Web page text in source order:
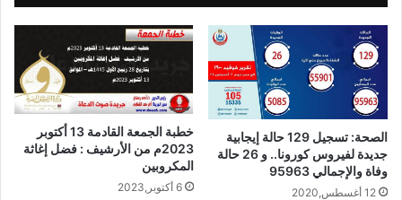
الصحة: تسجيل 129 حالة إيجابية
جديدة لفيروس كورونا.. و 26 حالة
وفاة والإجمالي 95963
12 أغسطس,2020
خطبة الجمعة القادمة 13 أكتوبر
2023م من الأرشيف : فضل إغاثة
المكروبين
6 أكتوبر,2023